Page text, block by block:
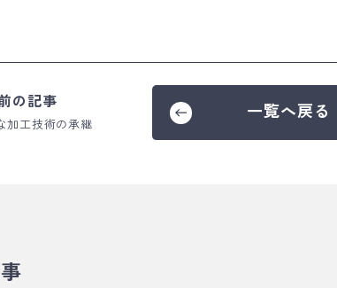
の記事
加工技術の承継
一覧へ戻る